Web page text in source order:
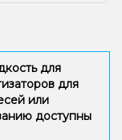
для
для
или
доступны